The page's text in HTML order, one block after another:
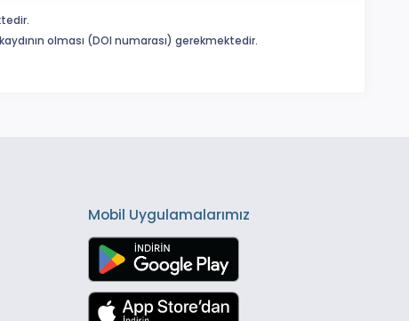
olması (DOI numarası) gerekmektedir.
Mobil Uygulamalarımız